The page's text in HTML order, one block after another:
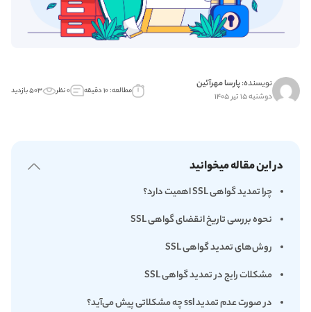
نویسنده:پارسا مهرآئین
دوشنبه ۱۵ تیر ۱۴۰۵ مطالعه: ۱۰ دقیقه ۰ نظر ۵۰۳ بازدید
در این مقاله میخوانید
چرا تمدید گواهی SSL اهمیت دارد؟
نحوه بررسی تاریخ انقضای گواهی SSL
روش‌های تمدید گواهی SSL
مشکلات رایج در تمدید گواهی SSL
در صورت عدم تمدید ssl چه مشکلاتی پیش می‌آید؟